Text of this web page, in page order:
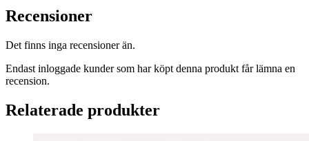
Recensioner
Det finns inga recensioner än.
Endast inloggade kunder som har köpt denna produkt får lämna en
recension.
Relaterade produkter